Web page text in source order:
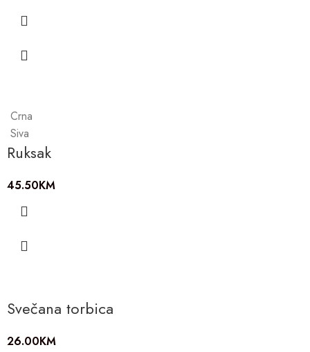
Crna
Siva
Ruksak
45.50KM
Svečana torbica
26.00KM